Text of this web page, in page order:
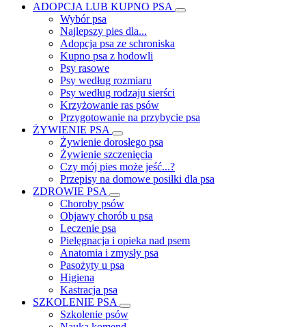
ADOPCJA LUB KUPNO PSA
Wybór psa
Najlepszy pies dla...
Adopcja psa ze schroniska
Kupno psa z hodowli
Psy rasowe
Psy według rozmiaru
Psy według rodzaju sierści
Krzyżowanie ras psów
Przygotowanie na przybycie psa
ŻYWIENIE PSA
Żywienie dorosłego psa
Żywienie szczenięcia
Czy mój pies może jeść...?
Przepisy na domowe posiłki dla psa
ZDROWIE PSA
Choroby psów
Objawy chorób u psa
Leczenie psa
Pielęgnacja i opieka nad psem
Anatomia i zmysły psa
Pasożyty u psa
Higiena
Kastracja psa
SZKOLENIE PSA
Szkolenie psów